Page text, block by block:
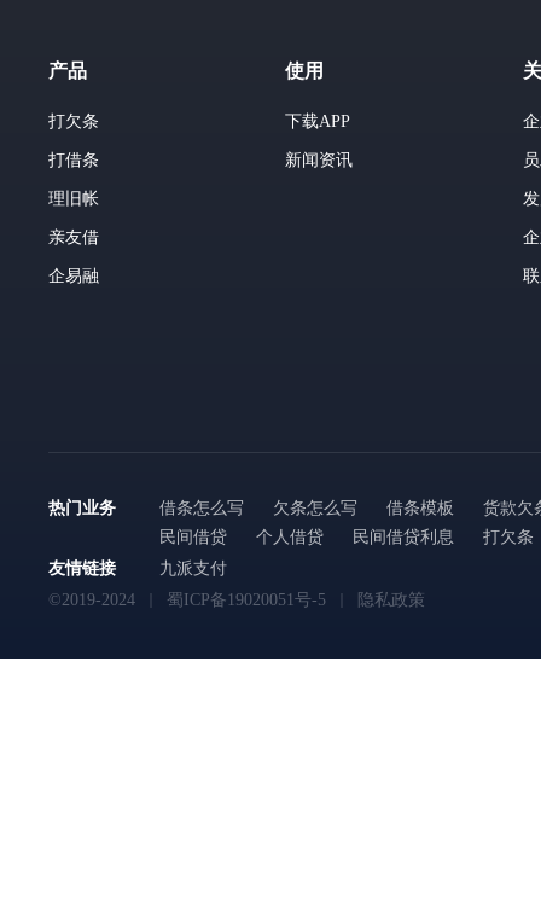
产品
打欠条
打借条
理旧帐
亲友借
企易融
使用
下载APP
新闻资讯
热门业务 借条怎么写 欠条怎么写 借条模板
货款欠
民间借贷
个人借贷 民间借贷利息
打欠条
友情链接
九派支付
©2019-2024
蜀ICP备19020051号-5 隐私政策